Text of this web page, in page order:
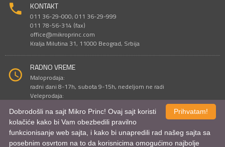
KONTAKT
011 36-29-000; 011 36-29-999
011 78-56-314 (fax)
office@mikroprinc.com
Kralja Milutina 31, 11000 Beograd, Srbija
RADNO VREME
Maloprodaja:
radni dani 8-17h, subota 9-15h, nedeljom ne radi
Veleprodaja:
Sve cene su iskazane u dinarima. PDV je uračunat u cenu.
© Mikro Princ 1999 - 2026. Sva prava su zadržana.
Prihvatam!
Dobrodošli na sajt Mikro Princ! Ovaj sajt koristi
kolačiće kako bi Vam obezbedili pravilno
funkcionisanje web sajta, i kako bi unapredili rad našeg sajta sa
posebnim osvrtom na to da korisnicima omogućimo najbolje